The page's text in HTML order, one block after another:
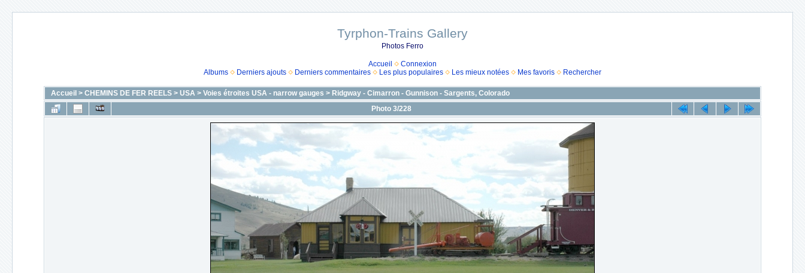
Tyrphon-Trains Gallery
Photos Ferro
Accueil
Connexion
Albums
Derniers ajouts Derniers commentaires Les plus populaires Les mieux notées Mes favoris Rechercher
Accueil > CHEMINS DE FER REELS > USA > Voies étroites USA - narrow gauges > Ridgway - Cimarron - Gunnison - Sargents, Colorado
Photo 3/228